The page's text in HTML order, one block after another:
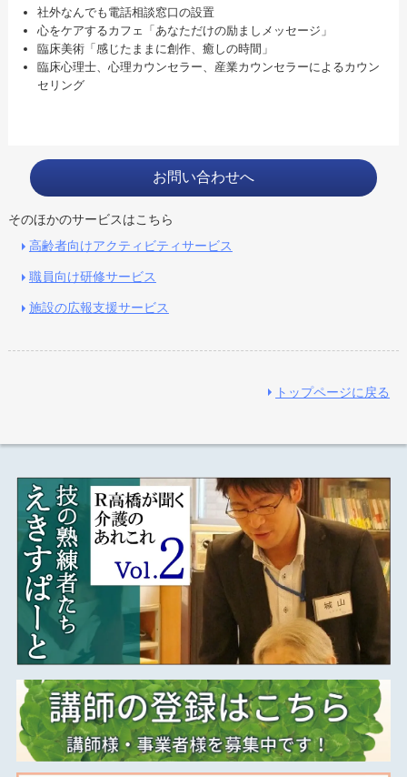
社外なんでも電話相談窓口の設置
心をケアするカフェ「あなただけの励ましメッセージ」
臨床美術「感じたままに創作、癒しの時間」
臨床心理士、心理カウンセラー、産業カウンセラーによるカウン
セリング
お問い合わせへ
そのほかのサービスはこちら
高齢者向けアクティビティサービス
職員向け研修サービス
施設の広報支援サービス
トップページに戻る